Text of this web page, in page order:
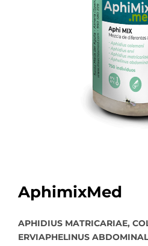
AphimixMed
APHIDIUS MATRICARIAE,
ERVIAPHELINUS